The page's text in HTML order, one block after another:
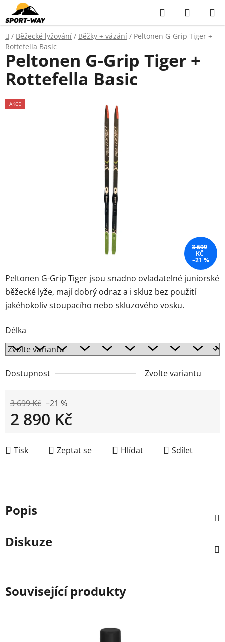
Přejít
na
obsah
Hledat
KOŠÍK
Domů
/ Běžecké lyžování / Běžky + vázání / Peltonen G-Grip Tiger +
Rottefella Basic
Peltonen G-Grip Tiger jsou snadno ovladatelné juniorské
běžecké lyže, mají dobrý odraz a i skluz bez použití
jakéhokoliv stoupacího nebo skluzového vosku.
Délka
Dostupnost Zvolte variantu
3 699 Kč –21 %
2 890 Kč
Tisk
Zeptat se Hlídat Sdílet
Peltonen G-Grip Tiger +
Rottefella Basic
AKCE
3 699
KČ
–21 %
Popis
Diskuze
Související produkty